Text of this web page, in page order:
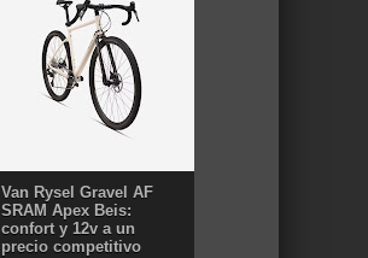
Van Rysel Gravel AF
SRAM Apex Beis:
confort y 12v a un
precio competitivo